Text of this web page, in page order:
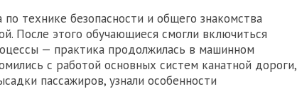
по технике безопасности и общего знакомства
После этого обучающиеся смогли включиться
— практика продолжилась в машинном
с работой основных систем канатной дороги,
пассажиров, узнали особенности